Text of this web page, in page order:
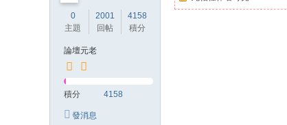
0
主題
2001
回帖
4158
積分
論壇元老
積分 4158
發消息